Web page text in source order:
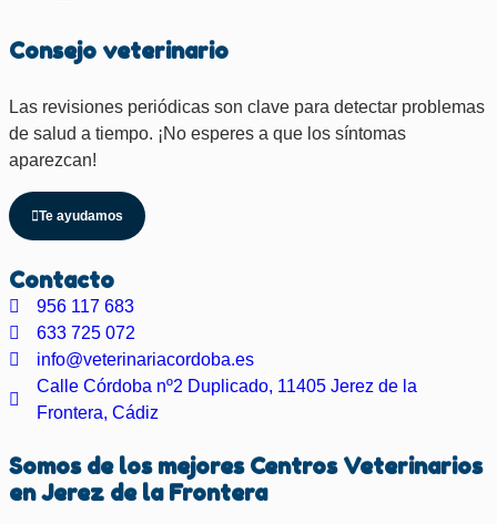
Consejo veterinario
Las revisiones periódicas son clave para detectar problemas
de salud a tiempo. ¡No esperes a que los síntomas
aparezcan!
Te ayudamos
Contacto
956 117 683
633 725 072
info@veterinariacordoba.es
Calle Córdoba nº2 Duplicado, 11405 Jerez de la
Frontera, Cádiz
Somos de los mejores Centros Veterinarios
enJerez de la Frontera